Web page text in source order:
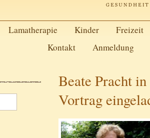
Lamatherapie Kinder
Freizeit
Kontakt
Anmeldung
Beate Pracht
Vortrag